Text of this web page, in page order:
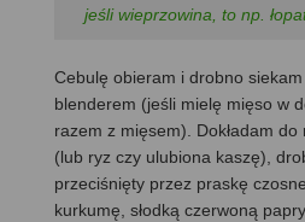
jeśli wieprzowina, to np.
Cebulę obieram i drobno
blenderem (jeśli mielę mięso w
razem z mięsem). Dokładam
(lub ryz czy ulubiona kaszę),
przeciśnięty przez praskę
kurkumę, słodką czerwoną